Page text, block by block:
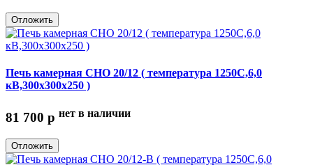
Отложить
Печь камерная СНО 20/12 ( температура 1250С,6,0
кВ,300х300х250 )
81 700 p нет в наличии
Отложить